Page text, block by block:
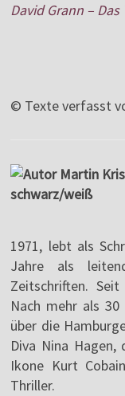
David Grann –
© Texte verfasst
1971, lebt als
Jahre als
Zeitschriften.
Nach mehr als
über die
Diva Nina Hagen,
Ikone Kurt
Thriller.